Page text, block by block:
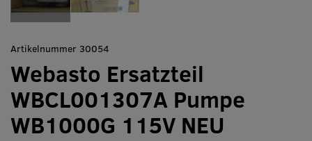
Artikelnummer 30054
Webasto Ersatzteil
WBCL001307A Pumpe
WB1000G 115V NEU